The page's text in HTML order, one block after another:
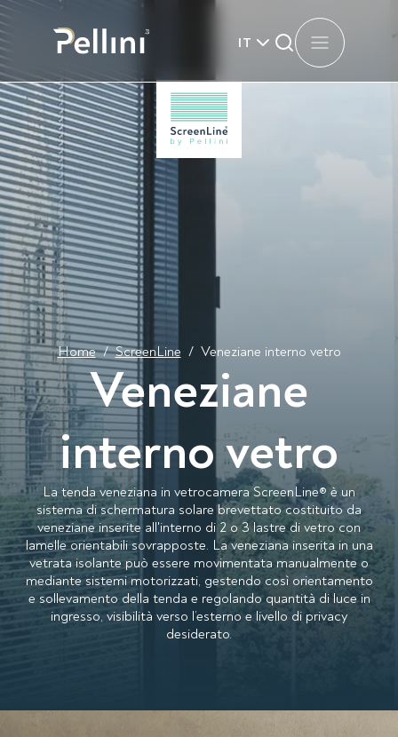
IT
Home / ScreenLine / Veneziane interno vetro
Veneziane
interno vetro
La tenda veneziana in vetrocamera ScreenLine® è un
sistema di schermatura solare brevettato costituito da
veneziane inserite all'interno di 2 o 3 lastre di vetro con
lamelle orientabili sovrapposte. La veneziana inserita in una
vetrata isolante può essere movimentata manualmente o
mediante sistemi motorizzati, gestendo così orientamento
e sollevamento della tenda e regolando quantità di luce in
ingresso, visibilità verso l’esterno e livello di privacy
desiderato.